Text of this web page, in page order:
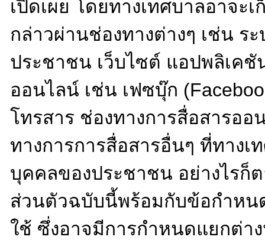
นโยบายความเป็นส่วน
เปิดเผย โดยทางเทศบาล
กล่าวผ่านช่องทางต่างๆ เ
ประชาชน เว็บไซต์ แอปพ
ออนไลน์ เช่น เฟซบุ๊ก (
โทรสาร ช่องทางการสื่อส
ทางการการสื่อสารอื่นๆ ที่